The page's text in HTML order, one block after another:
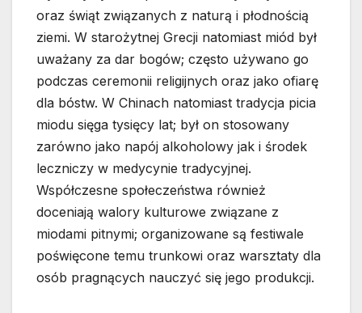
oraz świąt związanych z naturą i płodnością
ziemi. W starożytnej Grecji natomiast miód był
uważany za dar bogów; często używano go
podczas ceremonii religijnych oraz jako ofiarę
dla bóstw. W Chinach natomiast tradycja picia
miodu sięga tysięcy lat; był on stosowany
zarówno jako napój alkoholowy jak i środek
leczniczy w medycynie tradycyjnej.
Współczesne społeczeństwa również
doceniają walory kulturowe związane z
miodami pitnymi; organizowane są festiwale
poświęcone temu trunkowi oraz warsztaty dla
osób pragnących nauczyć się jego produkcji.